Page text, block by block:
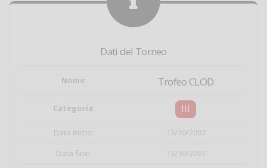
Dati del Torneo
Nome: Trofeo CLOD
Categoria: III
Data inizio:
13/10/2007
Data fine:
13/10/2007